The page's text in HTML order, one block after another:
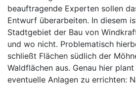
beauftragende Experten sollen
Entwurf überarbeiten. In diesem
Stadtgebiet der Bau von
und wo nicht. Problematisch
schließt Flächen südlich der
Waldflächen aus. Genau hier
eventuelle Anlagen zu errichten: